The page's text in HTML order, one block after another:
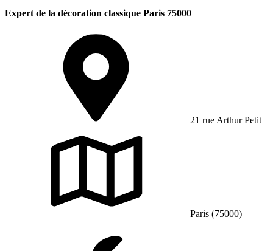
Expert de la décoration classique Paris 75000
21 rue Arthur Petit
Paris (75000)